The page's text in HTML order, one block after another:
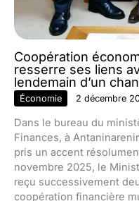
Coopération
resserre ses liens
lendemain d’un
Économie 2 décembre
Dans le bureau du
Finances, à
pris un accent
novembre 2025, le
reçu successivement
coopération financière